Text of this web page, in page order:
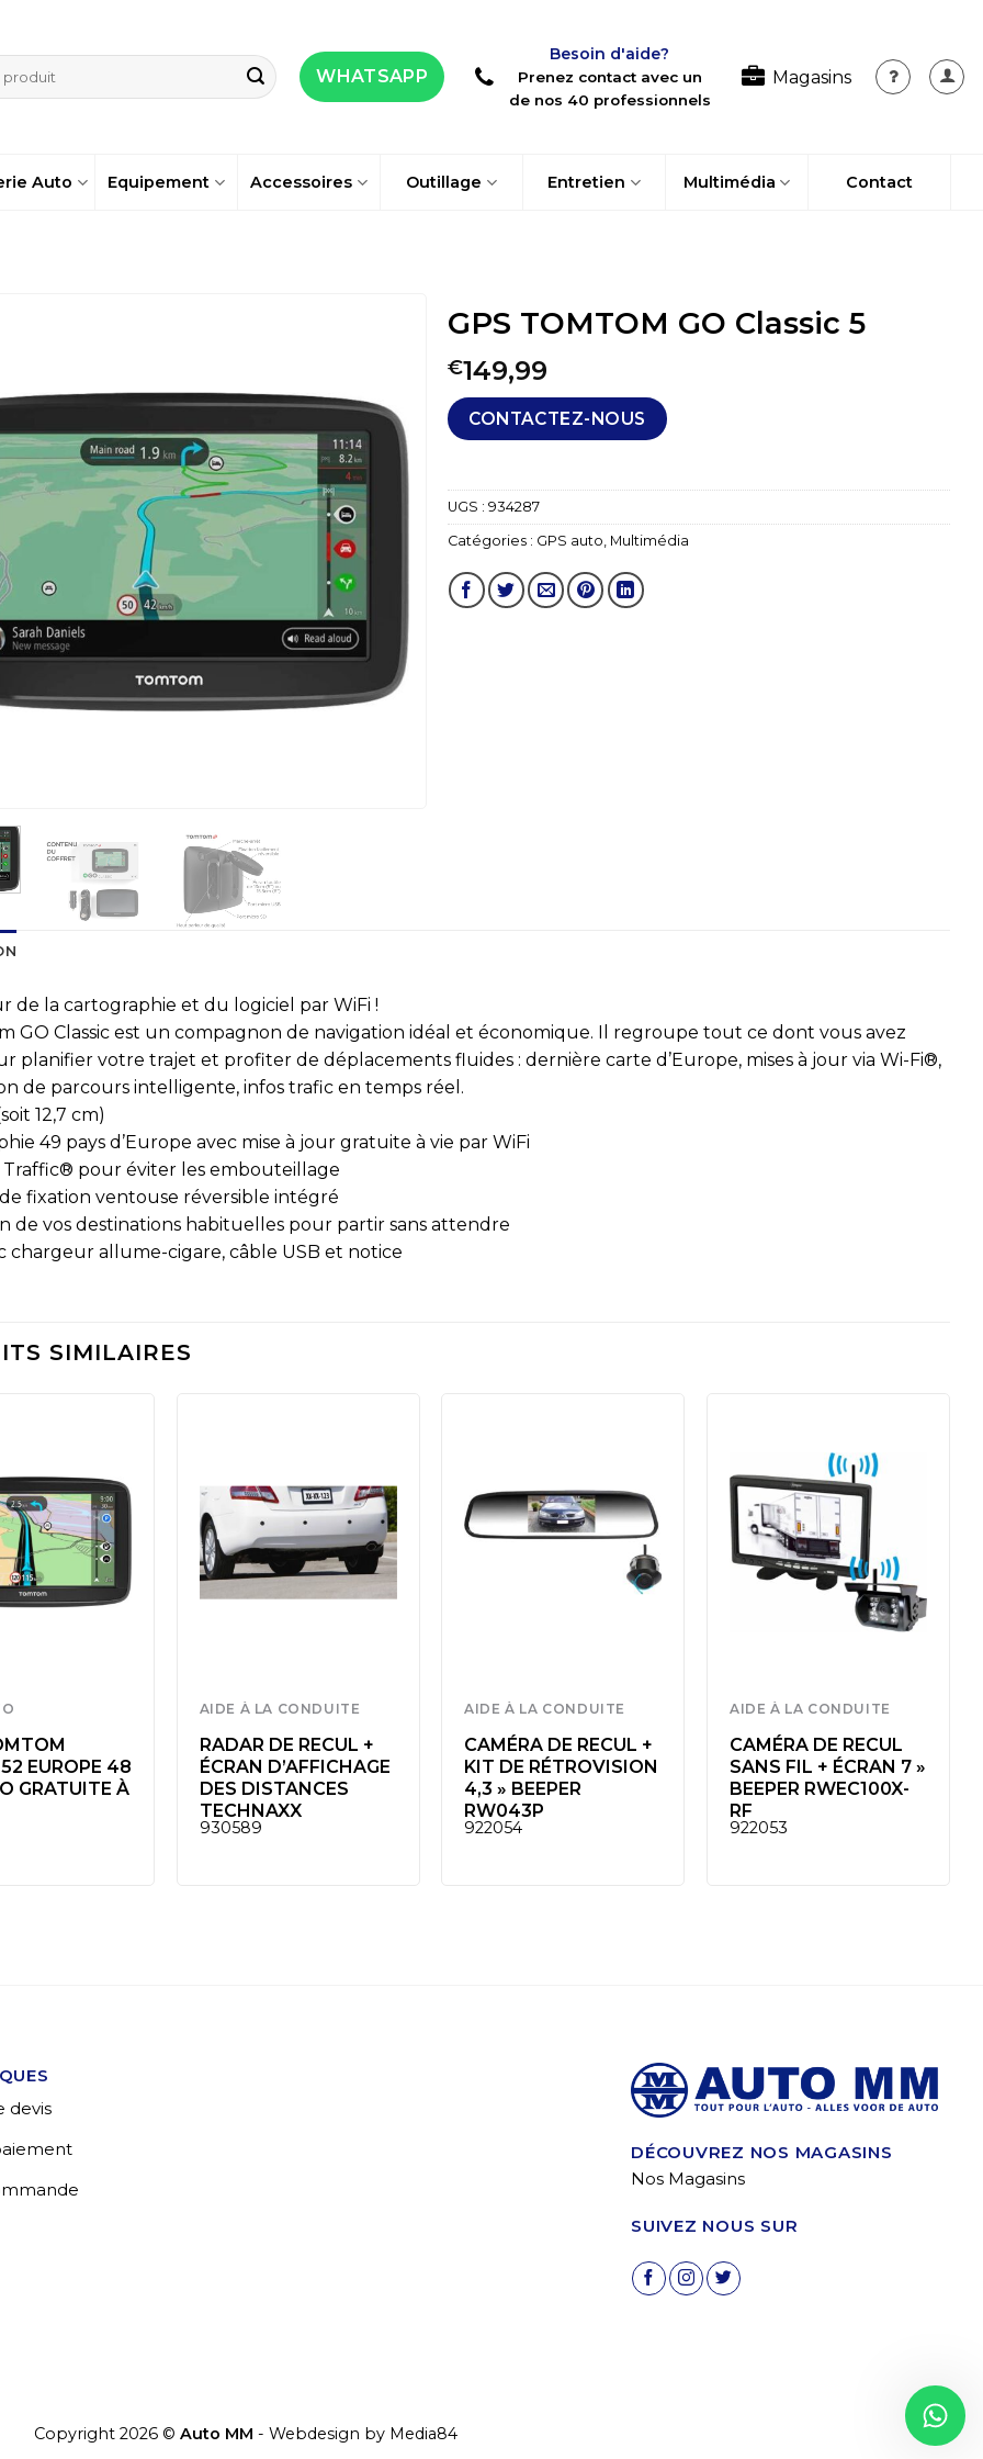
WHATSAPP
Besoin d'aide?
Prenez contact avec un
de nos 40 professionnels
Magasins
Auto Equipement Accessoires Outillage Entretien Multimédia Contact
GPS TOMTOM GO Classic 5
€149,99
CONTACTEZ-NOUS
UGS : 934287
Catégories : GPS auto, Multimédia
de la cartographie et du logiciel par WiFi !
GO Classic est un compagnon de navigation idéal et économique. Il regroupe tout ce dont vous avez
planifier votre trajet et profiter de déplacements fluides : dernière carte d’Europe, mises à jour via Wi-Fi®,
de parcours intelligente, infos trafic en temps réel.
12,7 cm)
49 pays d’Europe avec mise à jour gratuite à vie par WiFi
Traffic® pour éviter les embouteillage
fixation ventouse réversible intégré
de vos destinations habituelles pour partir sans attendre
chargeur allume-cigare, câble USB et notice
SIMILAIRES
EUROPE 48
GRATUITE À
AIDE À LA CONDUITE
RADAR DE RECUL +
ÉCRAN D’AFFICHAGE
DES DISTANCES
TECHNAXX
930589
AIDE À LA CONDUITE
CAMÉRA DE RECUL +
KIT DE RÉTROVISION
4,3 » BEEPER
RW043P
922054
AIDE À LA CONDUITE
CAMÉRA DE RECUL
SANS FIL + ÉCRAN 7 »
BEEPER RWEC100X-
RF
922053
devis
DÉCOUVREZ NOS MAGASINS
Nos Magasins
SUIVEZ NOUS SUR
Copyright 2026 © Auto MM - Webdesign by Media84